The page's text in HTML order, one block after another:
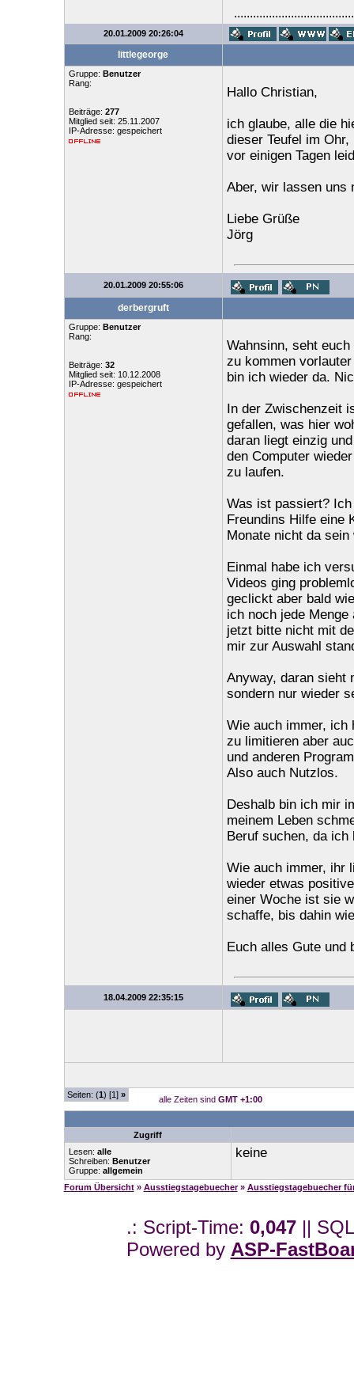
20.01.2009 20:26:04
littlegeorge
Gruppe: Benutzer
Rang:
Beiträge: 277
Mitglied seit: 25.11.2007
IP-Adresse: gespeichert
Hallo Christian,
ich glaube, alle die
dieser Teufel im
vor einigen Tagen
Aber, wir lassen uns
Liebe Grüße
Jörg
20.01.2009 20:55:06
derbergruft
Gruppe: Benutzer
Rang:
Beiträge: 32
Mitglied seit: 10.12.2008
IP-Adresse: gespeichert
Wahnsinn, seht
zu kommen
bin ich wieder da.
In der Zwischenzeit
gefallen, was hier
daran liegt einzig
den Computer
zu laufen.
Was ist passiert?
Freundins Hilfe eine
Monate nicht da
Einmal habe ich
Videos ging
geclickt aber bald
ich noch jede
jetzt bitte nicht mit
mir zur Auswahl
Anyway, daran sieht
sondern nur wieder
Wie auch immer, ich
zu limitieren aber
und anderen
Also auch Nutzlos.
Deshalb bin ich mir
meinem Leben
Beruf suchen, da ich
Wie auch immer, ihr
wieder etwas
einer Woche ist sie
schaffe, bis dahin
Euch alles Gute und
18.04.2009 22:35:15
Seiten: (1) [1] » alle Zeiten sind GMT +1:00
Zugriff
Lesen: alle
Schreiben: Benutzer
Gruppe: allgemein
keine
Forum Übersicht » Ausstiegstagebuecher » Ausstiegstagebuecher
.: Script-Time: 0,047||
Powered by ASP-